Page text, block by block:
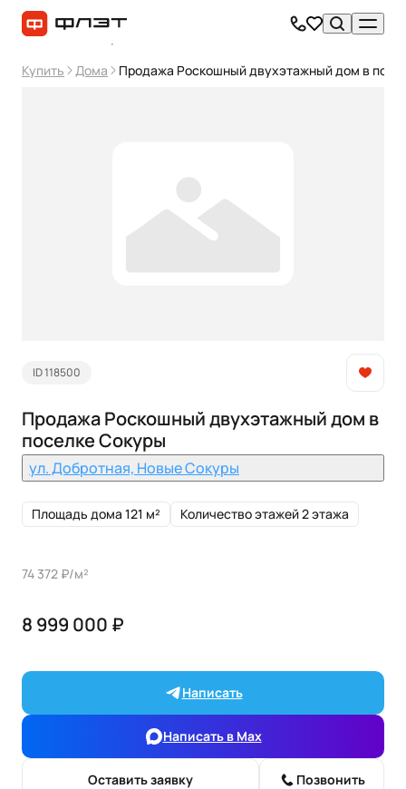
Купить Дома Продажа Роскошный двухэтажный дом в
ID 118500
Продажа Роскошный двухэтажный дом в
поселке Сокуры
ул. Добротная, Новые Сокуры
Площадь дома 121 м² Количество этажей 2 этажа
74 372 ₽/м²
8 999 000 ₽
Написать
Написать в Max
Оставить заявку Позвонить